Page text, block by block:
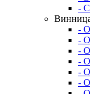
-
-
-
-
-
-
-